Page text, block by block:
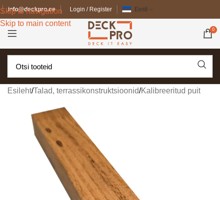
Skip to navigation
Skip to main content
info@deckpro.ee Login / Register Eesti
0
Esileht/Talad, terrassikonstruktsioonid/Kalibreeritud puit